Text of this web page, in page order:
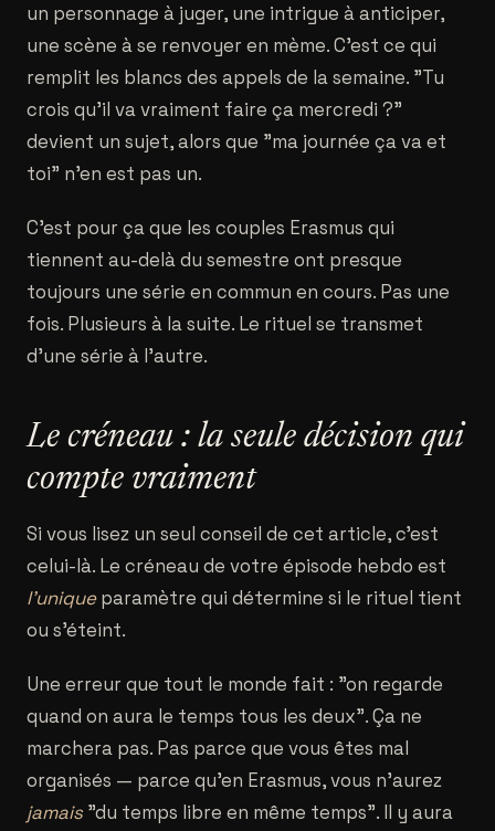
un personnage à juger, une intrigue à anticiper,
une scène à se renvoyer en mème. C'est ce qui
remplit les blancs des appels de la semaine. "Tu
crois qu'il va vraiment faire ça mercredi ?"
devient un sujet, alors que "ma journée ça va et
toi" n'en est pas un.
C'est pour ça que les couples Erasmus qui
tiennent au-delà du semestre ont presque
toujours une série en commun en cours. Pas une
fois. Plusieurs à la suite. Le rituel se transmet
d'une série à l'autre.
Le créneau : la seule décision qui
compte vraiment
Si vous lisez un seul conseil de cet article, c'est
celui-là. Le créneau de votre épisode hebdo est
l'uniqueparamètre qui détermine si le rituel tient
ou s'éteint.
Une erreur que tout le monde fait : "on regarde
quand on aura le temps tous les deux". Ça ne
marchera pas. Pas parce que vous êtes mal
organisés — parce qu'en Erasmus, vous n'aurez
jamais"du temps libre en même temps". Il y aura